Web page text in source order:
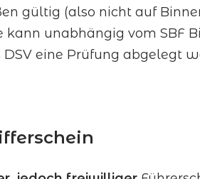
gültig (also nicht auf
kann unabhängig vom
DSV eine Prüfung abgelegt